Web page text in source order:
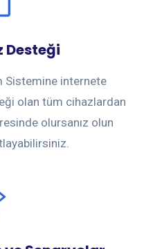
Desteği
Sistemine internete
olan tüm cihazlardan
olursanız olun